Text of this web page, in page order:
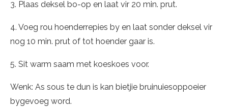
3. Plaas deksel bo-op en laat vir 20 min. prut.
4. Voeg rou hoenderrepies by en laat sonder deksel vir
nog 10 min. prut of tot hoender gaar is.
5. Sit warm saam met koeskoes voor.
Wenk: As sous te dun is kan bietjie bruinuiesoppoeier
bygevoeg word.